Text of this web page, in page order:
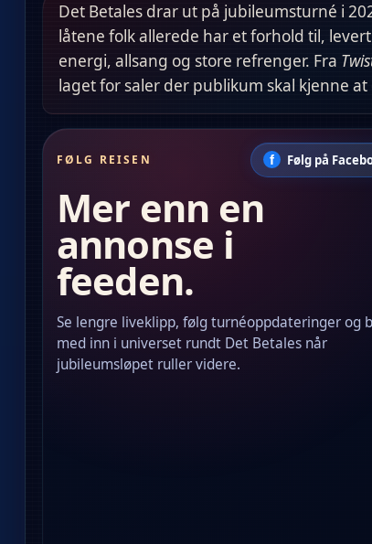
Det Betales drar ut på jubileumsturné i
låtene folk allerede har et forhold til,
energi, allsang og store refrenger. Fra
laget for saler der publikum skal kjenne
FØLG REISEN Følg på
Mer enn en
annonse i
feeden.
Se lengre liveklipp, følg turnéoppdateringer og
med inn i universet rundt Det Betales når
jubileumsløpet ruller videre.